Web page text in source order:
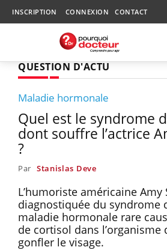
INSCRIPTION CONNEXION CONTACT
QUESTION D'ACTU
Maladie hormonale
Quel est le syndrome
dont souffre l’actrice
?
Par Stanislas Deve
L’humoriste américaine Amy
diagnostiquée du syndrome
maladie hormonale rare
de cortisol dans
gonfler le visage.